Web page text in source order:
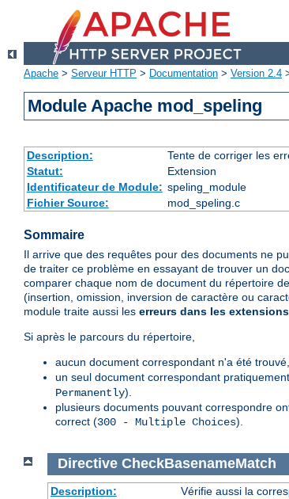
Apache > Serveur HTTP > Documentation > Version 2.4
Module Apache mod_speling
Description:
Tente de corriger les
Statut:
Extension
Identificateur de Module: speling_module
Fichier Source:
mod_speling.c
Sommaire
Il arrive que des requêtes pour des documents ne
de traiter ce problème en essayant de trouver un
comparer chaque nom de document du répertoire
(insertion, omission, inversion de caractère ou
module traite aussi les erreurs dans les
Si après le parcours du répertoire,
aucun document correspondant n'a été
un seul document correspondant
Permanently).
plusieurs documents pouvant correspondre
correct (300 - Multiple Choices).
Directive CheckBasenameMatch
Description:
Vérifie aussi la